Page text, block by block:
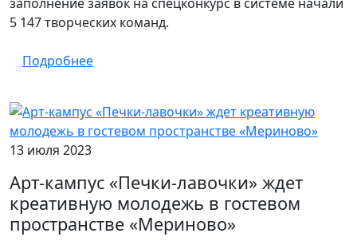
заполнение заявок на спецконкурс в системе начали
5 147 творческих команд.
Подробнее
13 июля 2023
Арт-кампус «Печки-лавочки» ждет
креативную молодежь в гостевом
пространстве «Мериново»